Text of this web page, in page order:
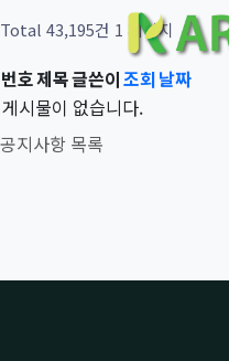
Total 43,195건 1 페이지
공지사항 목록
번호제목글쓴이조회날짜
게시물이 없습니다.